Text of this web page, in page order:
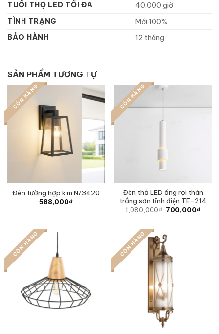
TUỔI THỌ LED TỐI ĐA
40.000 giờ
TÌNH TRẠNG
Mới 100%
BẢO HÀNH
12 tháng
SẢN PHẨM TƯƠNG TỰ
CÒN HÀNG
Đèn tường hợp kim N73420
588,000₫
CÒN HÀNG
Đèn thả LED ống rọi thân
trắng sơn tĩnh điện TE-214
1,080,000₫ Original
price
700,000₫
CÒN HÀNG CÒN HÀNG